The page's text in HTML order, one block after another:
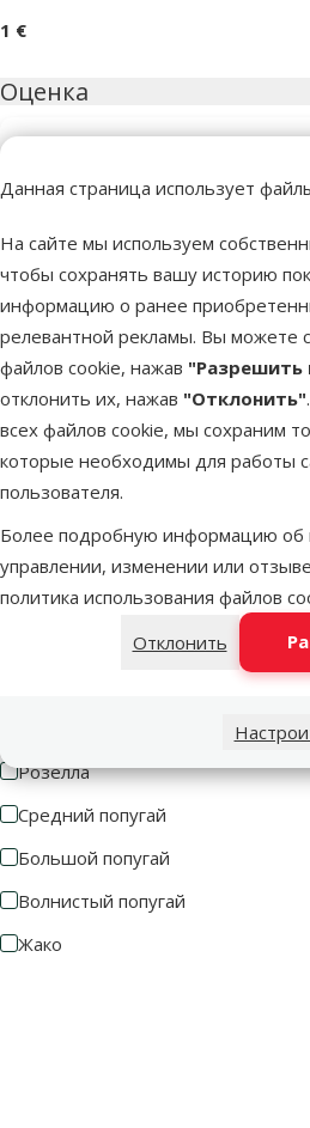
Данная страница использует
На сайте мы используем
чтобы сохранять вашу историю
информацию о ранее
релевантной рекламы. Вы можете
файлов cookie, нажав "Разрешить
отклонить их, нажав "Отклонить"
всех файлов cookie, мы сохраним
которые необходимы для работы
пользователя.
Более подробную информацию об
управлении, изменении или
политика использования файлов
Отклонить
1 €
Оценка
Оценка 80%
Оценка 60%
Оценка 40%
Оценка 20%
Птица
Фильтровать по: птица
Канарейка
Розелла
Средний попугай
Большой попугай
Волнистый попугай
Жако